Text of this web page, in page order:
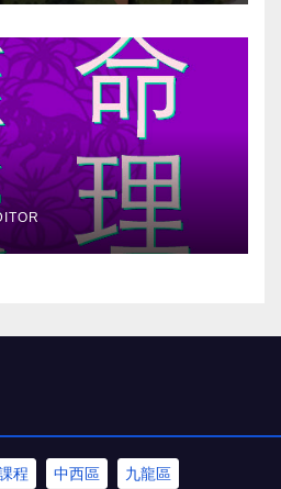
程 中西區 九龍區